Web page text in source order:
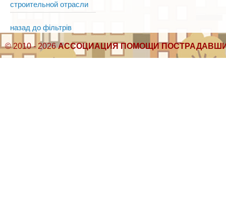
строительной отрасли
назад до фільтрів
© 2010 - 2026АССОЦИАЦИЯ ПОМОЩИ